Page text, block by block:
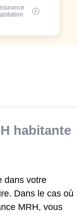
habitante
dans votre
Dans le cas où
MRH, vous